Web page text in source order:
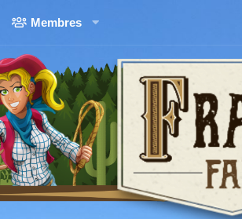
Membres